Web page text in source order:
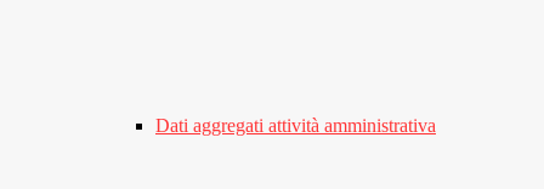
Dati aggregati attività amministrativa